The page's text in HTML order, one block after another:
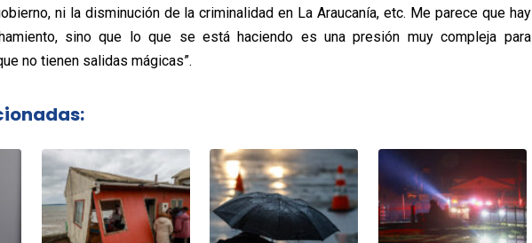
ni la disminución de la criminalidad en La Araucanía, etc. Me parece que hay
sino que lo que se está haciendo es una presión muy compleja para
no tienen salidas mágicas”.